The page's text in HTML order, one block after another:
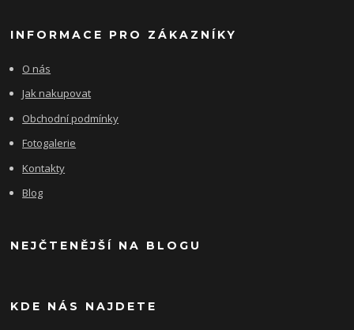
INFORMACE PRO ZÁKAZNÍKY
O nás
Jak nakupovat
Obchodní podmínky
Fotogalerie
Kontakty
Blog
NEJČTENĚJŠÍ NA BLOGU
KDE NÁS NAJDETE